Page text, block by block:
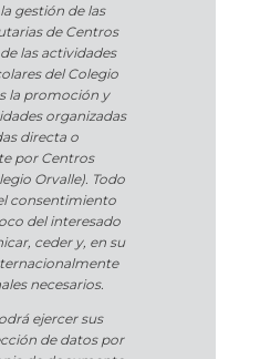
gestión de las
de Centros
las actividades
del Colegio
la promoción y
organizadas
directa o
por Centros
Orvalle). Todo
consentimiento
del interesado
ceder y, en su
necesarios.
ejercer sus
de datos por